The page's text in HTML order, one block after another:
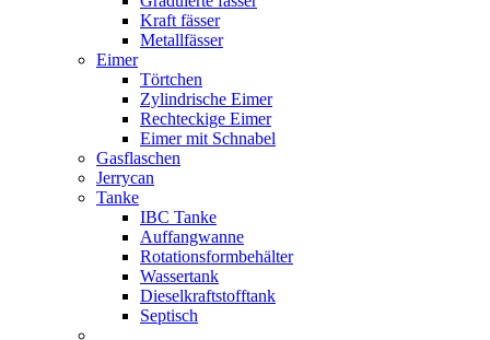
Kraft fässer
Metallfässer
Eimer
Törtchen
Zylindrische Eimer
Rechteckige Eimer
Eimer mit Schnabel
Gasflaschen
Jerrycan
Tanke
IBC Tanke
Auffangwanne
Rotationsformbehälter
Wassertank
Dieselkraftstofftank
Septisch